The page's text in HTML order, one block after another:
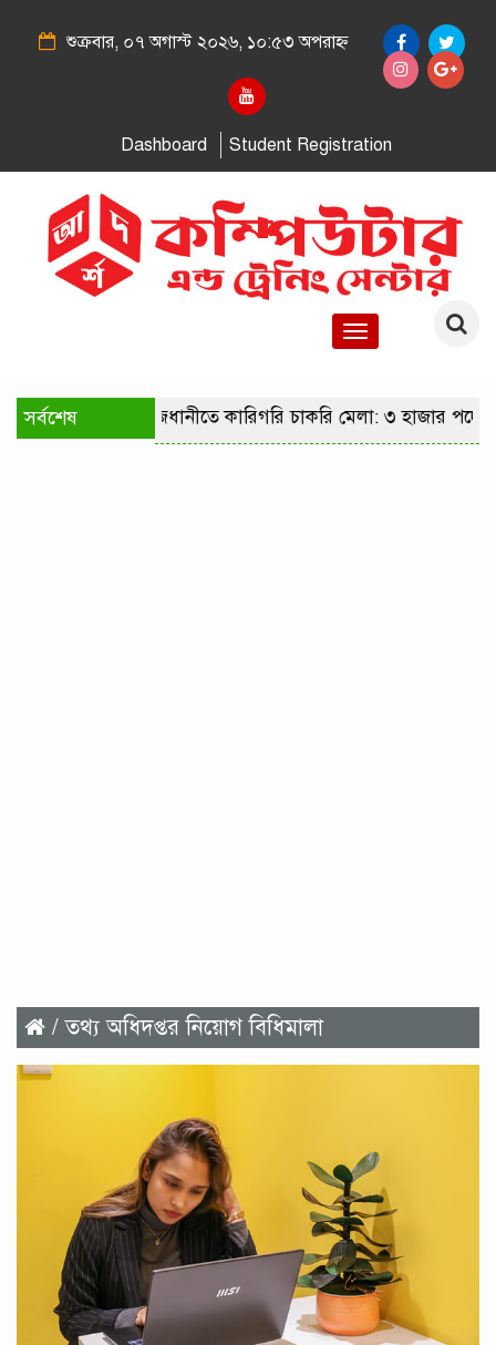
শুক্রবার, ০৭ অগাস্ট ২০২৬, ১০:৫৩ অপরাহ্ন
Dashboard Student Registration
Toggle
সর্বশেষ রাজধানীতে কারিগরি চাকরি মেলা: ৩ হাজার
/ তথ্য অধিদপ্তর নিয়োগ বিধিমালা